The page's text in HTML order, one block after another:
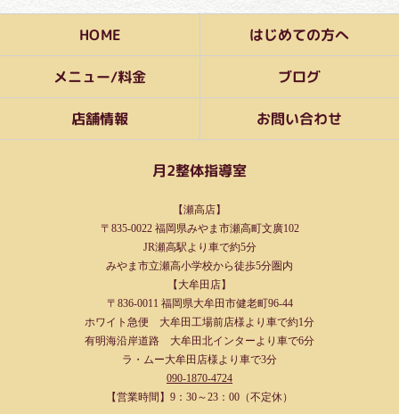
HOME はじめての方へ
メニュー/料金 ブログ
店舗情報 お問い合わせ
月2整体指導室
【瀬高店】
〒835-0022 福岡県みやま市瀬高町文廣102
JR瀬高駅より車で約5分
みやま市立瀬高小学校から徒歩5分圏内
【大牟田店】
〒836-0011 福岡県大牟田市健老町96-44
ホワイト急便 大牟田工場前店様より車で約1分
有明海沿岸道路 大牟田北インターより車で6分
ラ・ムー大牟田店様より車で3分
090-1870-4724
【営業時間】9：30～23：00（不定休）